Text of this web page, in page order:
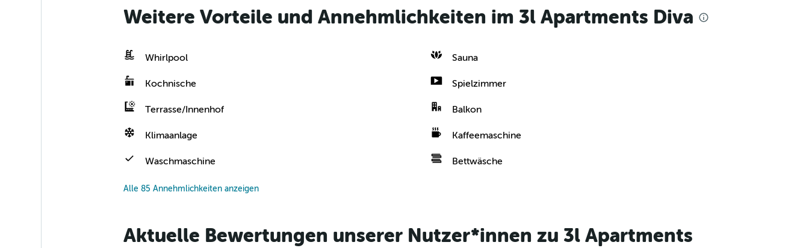
Weitere Vorteile und Annehmlichkeiten im 3l Apartments Diva
Whirlpool Sauna
Kochnische Spielzimmer
Terrasse/Innenhof Balkon
Klimaanlage Kaffeemaschine
Waschmaschine Bettwäsche
Alle 85 Annehmlichkeiten anzeigen
Aktuelle Bewertungen unserer Nutzer*innen zu 3l Apartments